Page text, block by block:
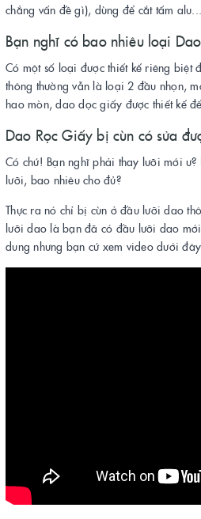
chẳng vấn đề gì), dùng để cắt tấm
Bạn nghĩ có bao nhiêu loại
Có một số loại được thiết kế riêng biệt
thông thường vẫn là loại 2 đầu nhọn,
hao mòn, dao dọc giấy được thiết kế
Dao Rọc Giấy bị cùn có sửa
Có chứ! Bạn nghĩ phải thay lưỡi mới
lưỡi, bao nhiêu cho đủ?
Thực ra nó chỉ bị cùn ở đầu lưỡi dao
lưỡi dao là bạn đã có đầu lưỡi dao
dung nhưng bạn cứ xem video dưới